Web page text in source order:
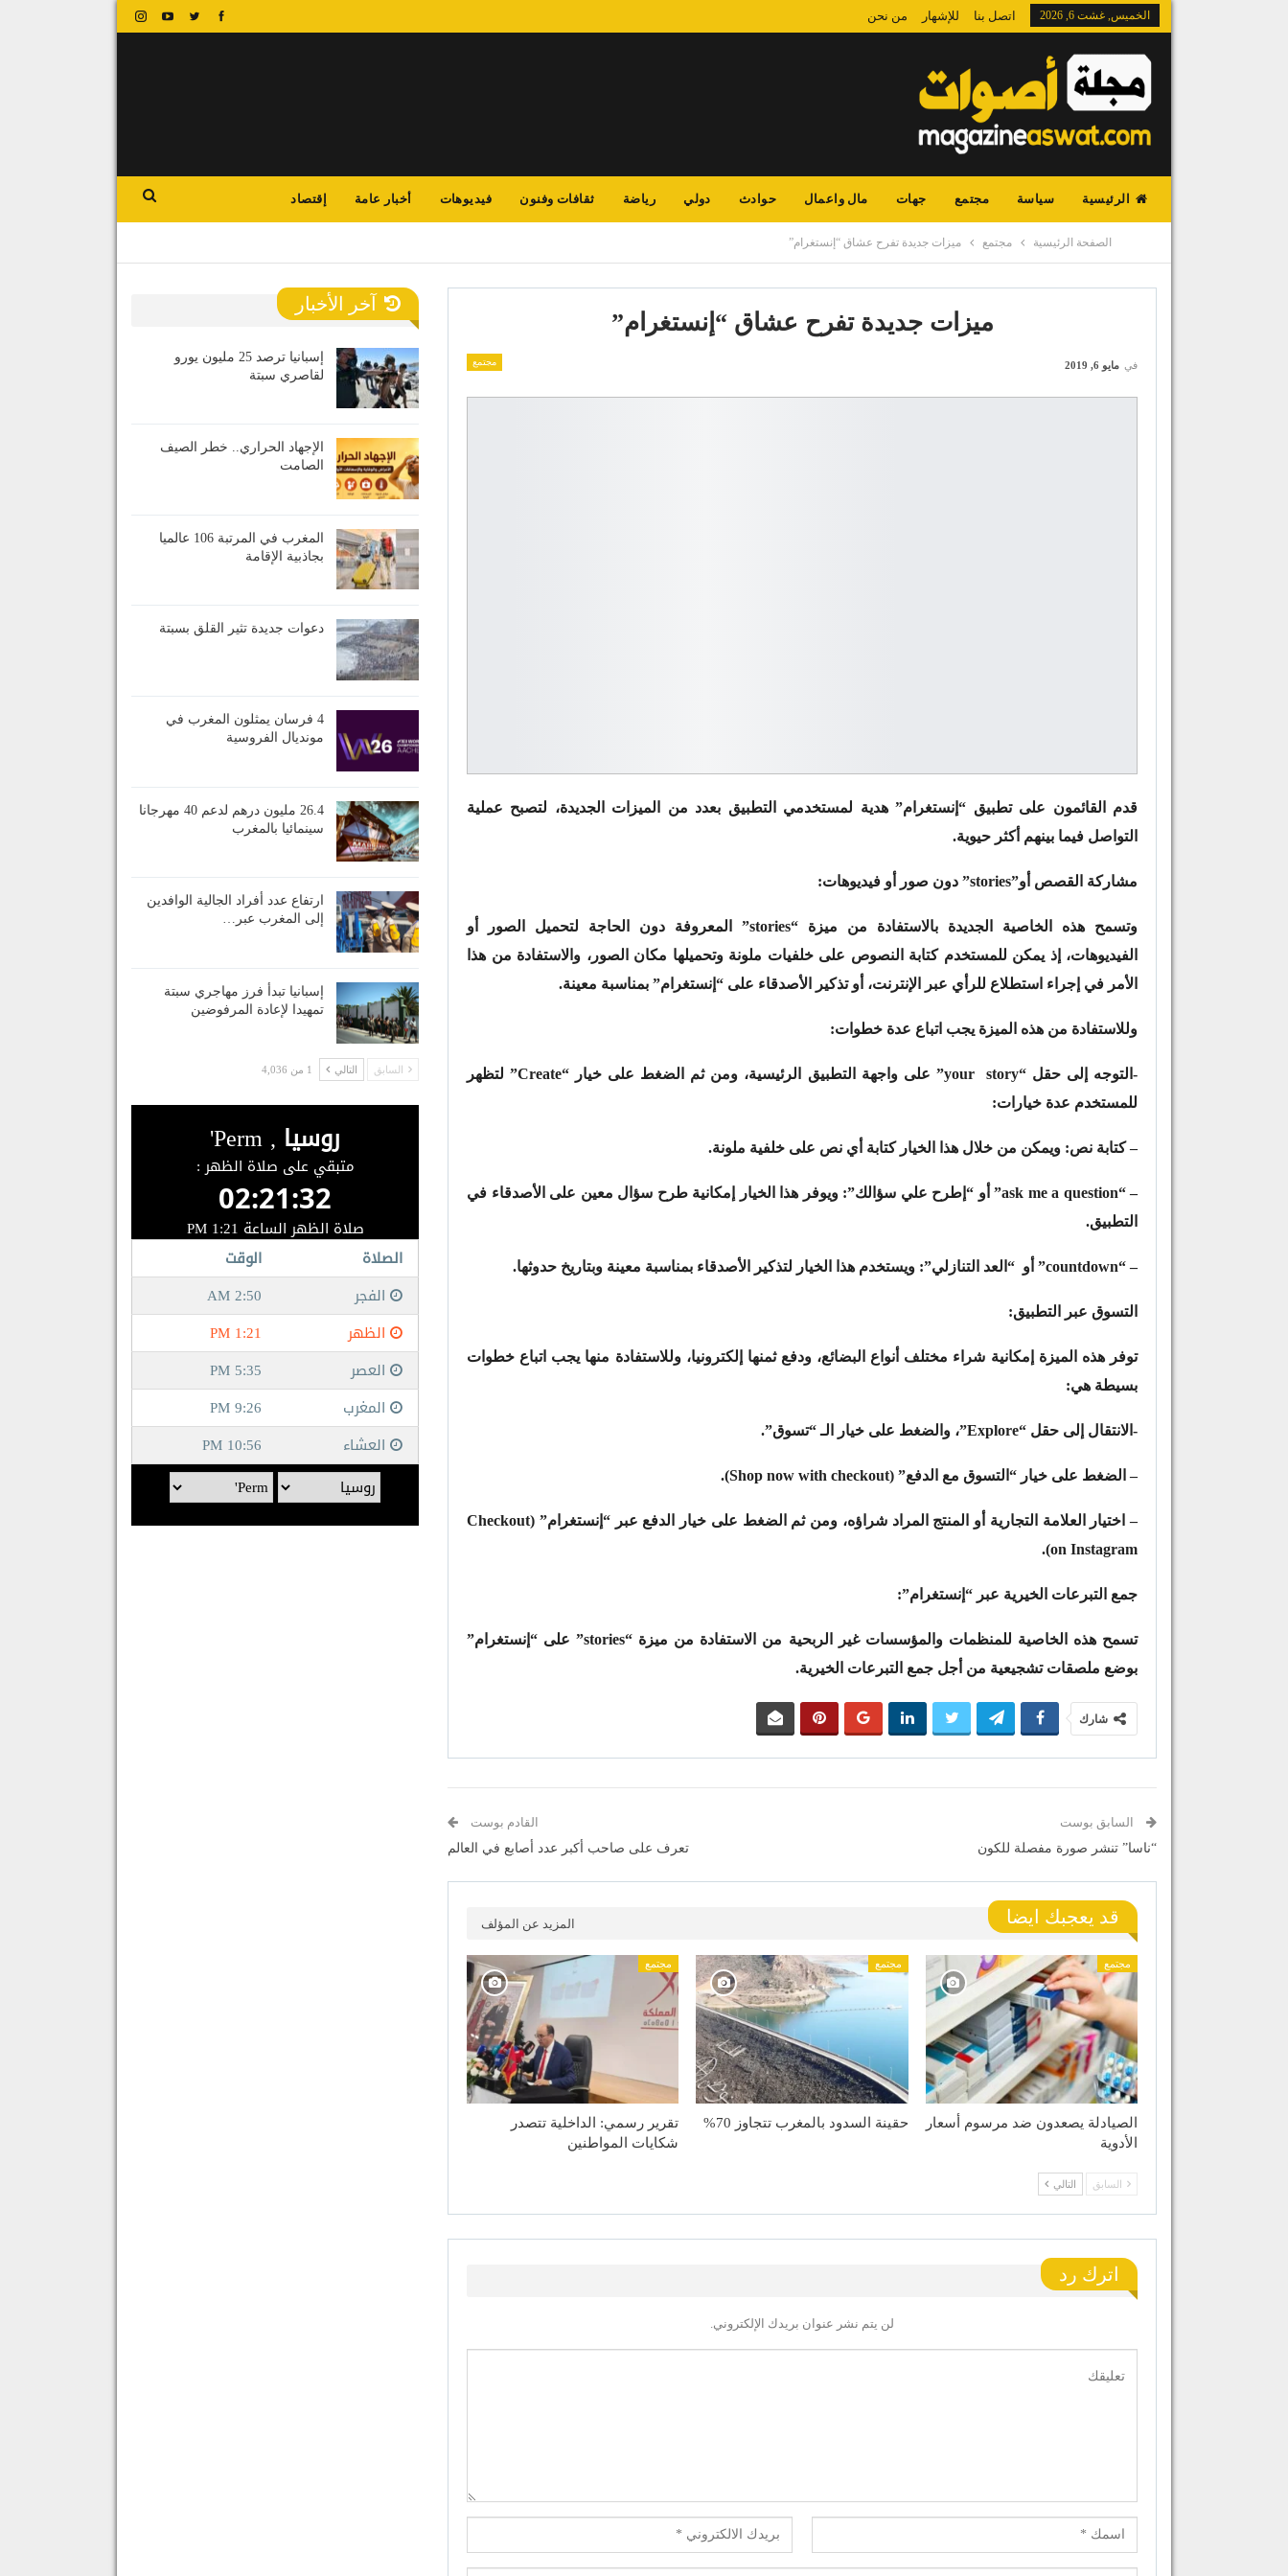
الخميس, غشت 6, 2026 اتصل بنا للإشهار من نحن
الرئيسية سياسة مجتمع جهات مال واعمال حوادث دولي رياضة ثقافات وفنون فيديوهات أخبار عامة إقتصاد
الصفحة الرئيسية مجتمع ميزات جديدة تفرح عشاق “إنستغرام”
ميزات جديدة تفرح عشاق “إنستغرام”
مجتمع في مايو 6, 2019
قدم القائمون على تطبيق “إنستغرام” هدية لمستخدمي التطبيق بعدد من الميزات الجديدة، لتصبح عملية
التواصل فيما بينهم أكثر حيوية.
مشاركة القصص أو”stories” دون صور أو فيديوهات:
وتسمح هذه الخاصية الجديدة بالاستفادة من ميزة “stories” المعروفة دون الحاجة لتحميل الصور أو
الفيديوهات، إذ يمكن للمستخدم كتابة النصوص على خلفيات ملونة وتحميلها مكان الصور، والاستفادة من هذا
الأمر في إجراء استطلاع للرأي عبر الإنترنت، أو تذكير الأصدقاء على “إنستغرام” بمناسبة معينة.
وللاستفادة من هذه الميزة يجب اتباع عدة خطوات:
-التوجه إلى حقل “your story” على واجهة التطبيق الرئيسية، ومن ثم الضغط على خيار “Create” لتظهر
للمستخدم عدة خيارات:
– كتابة نص: ويمكن من خلال هذا الخيار كتابة أي نص على خلفية ملونة.
– “ask me a question” أو “إطرح علي سؤالك”: ويوفر هذا الخيار إمكانية طرح سؤال معين على الأصدقاء في
التطبيق.
– “countdown” أو “العد التنازلي”: ويستخدم هذا الخيار لتذكير الأصدقاء بمناسبة معينة وبتاريخ حدوثها.
التسوق عبر التطبيق:
توفر هذه الميزة إمكانية شراء مختلف أنواع البضائع، ودفع ثمنها إلكترونيا، وللاستفادة منها يجب اتباع خطوات
بسيطة هي:
-الانتقال إلى حقل “Explore”، والضغط على خيار الـ “تسوق”.
– الضغط على خيار “التسوق مع الدفع” (Shop now with checkout).
– اختيار العلامة التجارية أو المنتج المراد شراؤه، ومن ثم الضغط على خيار الدفع عبر “إنستغرام” (Checkout
on Instagram).
جمع التبرعات الخيرية عبر “إنستغرام”:
تسمح هذه الخاصية للمنظمات والمؤسسات غير الربحية من الاستفادة من ميزة “stories” على “إنستغرام”
بوضع ملصقات تشجيعية من أجل جمع التبرعات الخيرية.
شارك
السابق بوست
“ناسا” تنشر صورة مفصلة للكون
القادم بوست
تعرف على صاحب أكبر عدد أصابع في العالم
قد يعجبك ايضا المزيد عن المؤلف
مجتمع
الصيادلة يصعدون ضد مرسوم أسعار
الأدوية
مجتمع
حقينة السدود بالمغرب تتجاوز 70%
مجتمع
تقرير رسمي: الداخلية تتصدر
شكايات المواطنين
السابق التالي
اترك رد
لن يتم نشر عنوان بريدك الإلكتروني.
آخر الأخبار
إسبانيا ترصد 25 مليون يورو
لقاصري سبتة
الإجهاد الحراري.. خطر الصيف
الصامت
المغرب في المرتبة 106 عالميا
بجاذبية الإقامة
دعوات جديدة تثير القلق بسبتة
4 فرسان يمثلون المغرب في
مونديال الفروسية
26.4 مليون درهم لدعم 40 مهرجانا
سينمائيا بالمغرب
ارتفاع عدد أفراد الجالية الوافدين
إلى المغرب عبر…
إسبانيا تبدأ فرز مهاجري سبتة
تمهيدا لإعادة المرفوضين
السابق التالي 1 من 4,036